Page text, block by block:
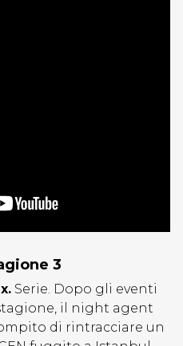
3
Serie. Dopo gli eventi
il night agent
di rintracciare un